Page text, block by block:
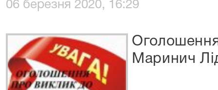
06 березня 2020, 16:29
Маринич